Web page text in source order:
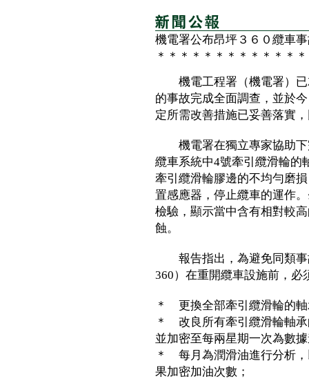
機電署公布昂坪３６０纜車
＊＊＊＊＊＊＊＊＊＊＊＊
機電工程署（機電署）已
的事故完成全面調查，並於
定所需改善措施已妥善落實
機電署在獨立專家協助下
纜車系統中4號牽引纜滑輪的
牽引纜滑輪膠邊的不均勻磨
置感應器，停止纜車的運作
檢驗，顯示當中含有相對較
蝕。
報告指出，為避免同類事
360）在重開纜車設施前，必
＊ 更換全部牽引纜滑輪的
＊ 改良所有牽引纜滑輪軸
並加密至每兩星期一次為數
＊ 每月為潤滑油進行分析
果加密加油次數；